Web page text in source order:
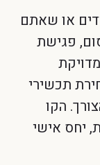
או שאתם
פגישת
תכשירי
הקו
יחס אישי